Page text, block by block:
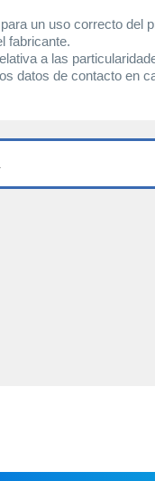
un uso correcto del
fabricante.
a las
datos de contacto en